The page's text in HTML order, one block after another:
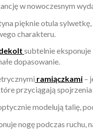
w nowoczesnym
pięknie otula
charakteru.
subtelnie
dopasowanie.
ramiączkami –
przyciągają
modelują talię,
nogę podczas ruchu,